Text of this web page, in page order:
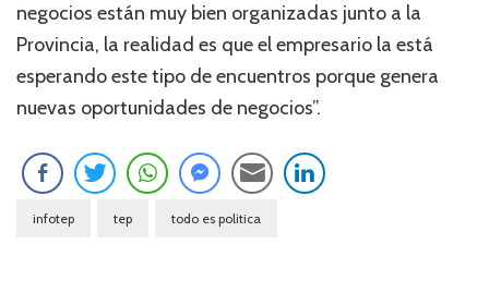
negocios están muy bien organizadas junto a la
Provincia, la realidad es que el empresario la está
esperando este tipo de encuentros porque genera
nuevas oportunidades de negocios”.
infotep tep todo es politica